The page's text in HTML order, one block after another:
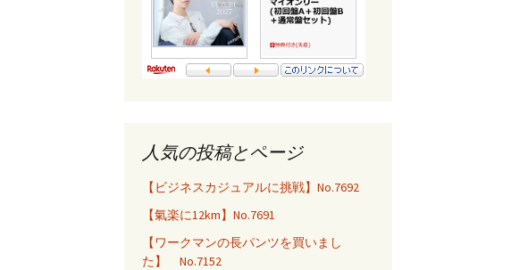
人気の投稿とページ
【ビジネスカジュアルに挑戦】No.7692
【氣楽に12km】No.7691
【ワークマンの長パンツを買いまし
た】 No.7152